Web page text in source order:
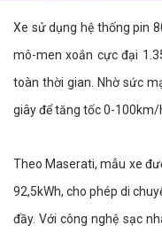
Xe sử dụng hệ thống pin
mô-men xoắn cực đại
toàn thời gian. Nhờ sức
giây để tăng tốc 0-
Theo Maserati, mẫu xe
92,5kWh, cho phép di
đầy. Với công nghệ sạc